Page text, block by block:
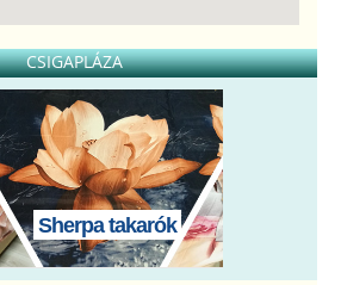
CSIGAPLÁZA
Sherpa takarók